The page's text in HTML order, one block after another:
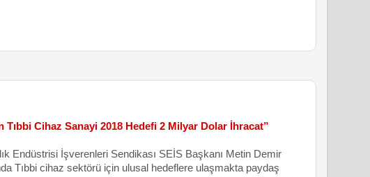
Tıbbi Cihaz Sanayi 2018 Hedefi 2 Milyar Dolar İhracat”
Endüstrisi İşverenleri Sendikası SEİS Başkanı Metin Demir
Tıbbi cihaz sektörü için ulusal hedeflere ulaşmakta paydaş